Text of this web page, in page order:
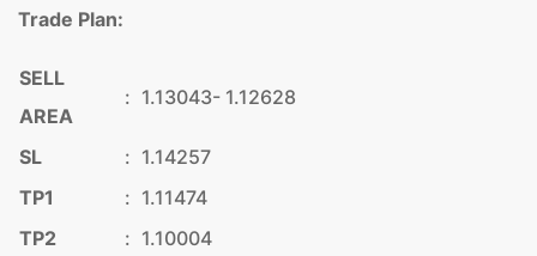
Trade Plan:
SELL
AREA
: 1.13043- 1.12628
SL : 1.14257
TP1
: 1.11474
TP2
: 1.10004